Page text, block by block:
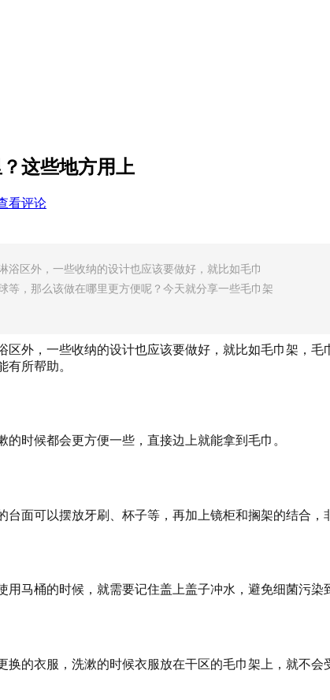
这些地方用上
看评论
浴区外，一些收纳的设计也应该要做好，就比如毛巾
等，那么该做在哪里更方便呢？今天就分享一些毛巾架
区外，一些收纳的设计也应该要做好，就比如毛巾架，
所帮助。
的时候都会更方便一些，直接边上就能拿到毛巾。
台面可以摆放牙刷、杯子等，再加上镜柜和搁架的结合，
马桶的时候，就需要记住盖上盖子冲水，避免细菌污染
的衣服，洗漱的时候衣服放在干区的毛巾架上，就不会